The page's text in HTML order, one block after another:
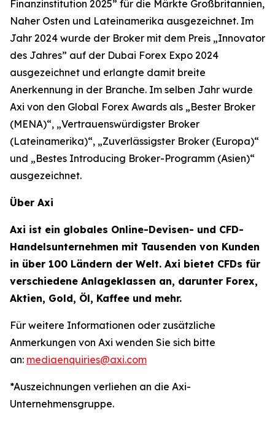
Finanzinstitution 2025” für die Märkte Großbritannien,
Naher Osten und Lateinamerika ausgezeichnet. Im
Jahr 2024 wurde der Broker mit dem Preis „Innovator
des Jahres” auf der Dubai Forex Expo 2024
ausgezeichnet und erlangte damit breite
Anerkennung in der Branche. Im selben Jahr wurde
Axi von den Global Forex Awards als „Bester Broker
(MENA)“, „Vertrauenswürdigster Broker
(Lateinamerika)“, „Zuverlässigster Broker (Europa)“
und „Bestes Introducing Broker-Programm (Asien)“
ausgezeichnet.
Über Axi
Axi ist ein globales Online-Devisen- und CFD-
Handelsunternehmen mit Tausenden von Kunden
in über 100 Ländern der Welt. Axi bietet CFDs für
verschiedene Anlageklassen an, darunter Forex,
Aktien, Gold, Öl, Kaffee und mehr.
Für weitere Informationen oder zusätzliche
Anmerkungen von Axi wenden Sie sich bitte
an: mediaenquiries@axi.com
*Auszeichnungen verliehen an die Axi-
Unternehmensgruppe.